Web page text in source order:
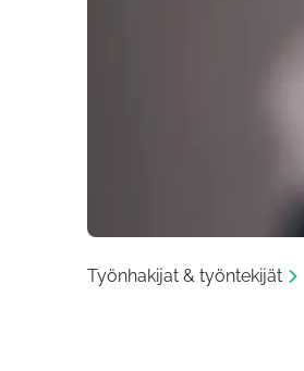
Työnhakijat & työntekijät